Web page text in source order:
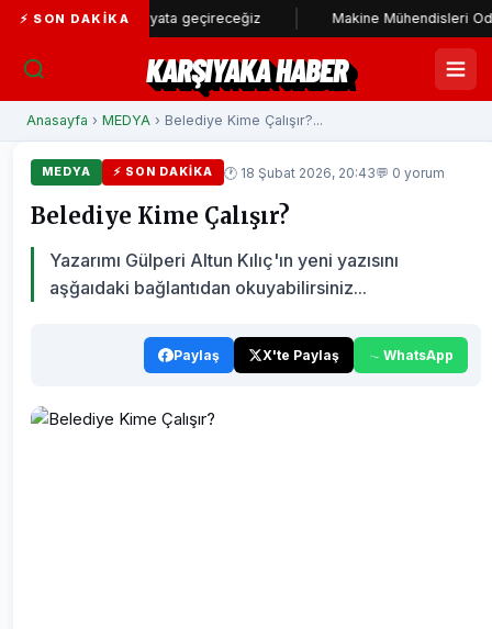
⚡ SON DAKIKA
stadı hayata geçireceğiz Makine Mühendisleri Odası'ndan
KARŞIYAKA HABER
Anasayfa › MEDYA › Belediye Kime Çalışır?...
MEDYA ⚡ SON DAKIKA 🕐 18 Şubat 2026, 20:43💬 0 yorum
Belediye Kime Çalışır?
Yazarımı Gülperi Altun Kılıç'ın yeni yazısını
aşğaıdaki bağlantıdan okuyabilirsiniz...
Paylaş X'te Paylaş WhatsApp